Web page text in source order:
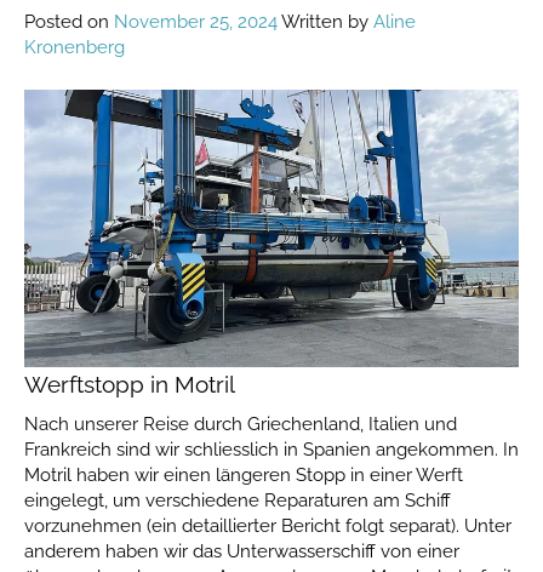
Posted on November 25, 2024Written by Aline
Kronenberg
Werftstopp in Motril
Nach unserer Reise durch Griechenland, Italien und
Frankreich sind wir schliesslich in Spanien angekommen. In
Motril haben wir einen längeren Stopp in einer Werft
eingelegt, um verschiedene Reparaturen am Schiff
vorzunehmen (ein detaillierter Bericht folgt separat). Unter
anderem haben wir das Unterwasserschiff von einer